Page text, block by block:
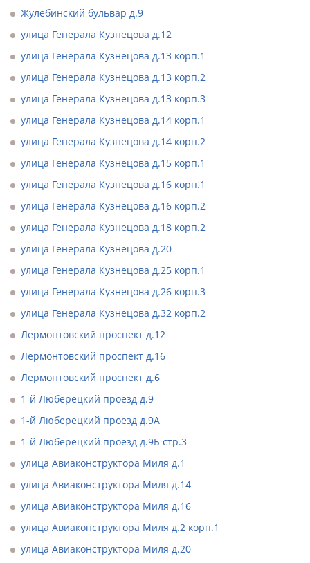
Жулебинский бульвар д.9
улица Генерала Кузнецова д.12
улица Генерала Кузнецова д.13 корп.1
улица Генерала Кузнецова д.13 корп.2
улица Генерала Кузнецова д.13 корп.3
улица Генерала Кузнецова д.14 корп.1
улица Генерала Кузнецова д.14 корп.2
улица Генерала Кузнецова д.15 корп.1
улица Генерала Кузнецова д.16 корп.1
улица Генерала Кузнецова д.16 корп.2
улица Генерала Кузнецова д.18 корп.2
улица Генерала Кузнецова д.20
улица Генерала Кузнецова д.25 корп.1
улица Генерала Кузнецова д.26 корп.3
улица Генерала Кузнецова д.32 корп.2
Лермонтовский проспект д.12
Лермонтовский проспект д.16
Лермонтовский проспект д.6
1-й Люберецкий проезд д.9
1-й Люберецкий проезд д.9А
1-й Люберецкий проезд д.9Б стр.3
улица Авиаконструктора Миля д.1
улица Авиаконструктора Миля д.14
улица Авиаконструктора Миля д.16
улица Авиаконструктора Миля д.2 корп.1
улица Авиаконструктора Миля д.20